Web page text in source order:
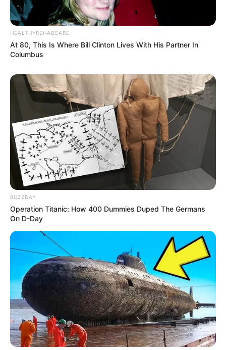
Navigation
des
articles
←PRONOSTIC PRIX DE LA
CONCORDE QUINTE PMU 07-
05-2025
09-05-2025
HEALTHYREHABCARE
At 80, This Is Where Bill Clinton Lives With His Partner In
Columbus
BUZZDAY
Operation Titanic: How 400 Dummies Duped The Germans
On D-Day